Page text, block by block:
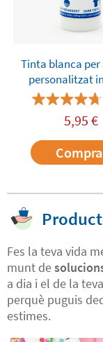
Tinta blanca per
personalitzat
Stikets
5,95 €
Fes la teva vida
munt de
a dia i el de la
perquè puguis
estimes.